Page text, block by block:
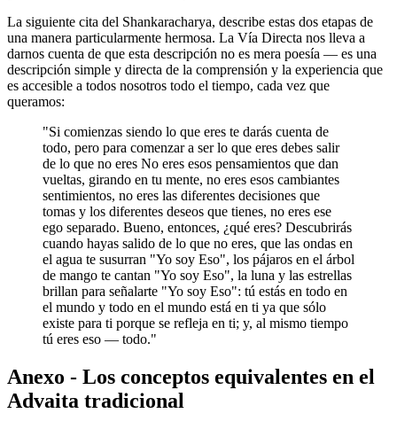
La siguiente cita del Shankaracharya, describe estas dos etapas de
una manera particularmente hermosa. La Vía Directa nos lleva a
darnos cuenta de que esta descripción no es mera poesía ― es una
descripción simple y directa de la comprensión y la experiencia que
es accesible a todos nosotros todo el tiempo, cada vez que
queramos:
"Si comienzas siendo lo que eres te darás cuenta de
todo, pero para comenzar a ser lo que eres debes salir
de lo que no eres No eres esos pensamientos que dan
vueltas, girando en tu mente, no eres esos cambiantes
sentimientos, no eres las diferentes decisiones que
tomas y los diferentes deseos que tienes, no eres ese
ego separado. Bueno, entonces, ¿qué eres? Descubrirás
cuando hayas salido de lo que no eres, que las ondas en
el agua te susurran "Yo soy Eso", los pájaros en el árbol
de mango te cantan "Yo soy Eso", la luna y las estrellas
brillan para señalarte "Yo soy Eso": tú estás en todo en
el mundo y todo en el mundo está en ti ya que sólo
existe para ti porque se refleja en ti; y, al mismo tiempo
tú eres eso ― todo."
Anexo - Los conceptos equivalentes en el
Advaita tradicional